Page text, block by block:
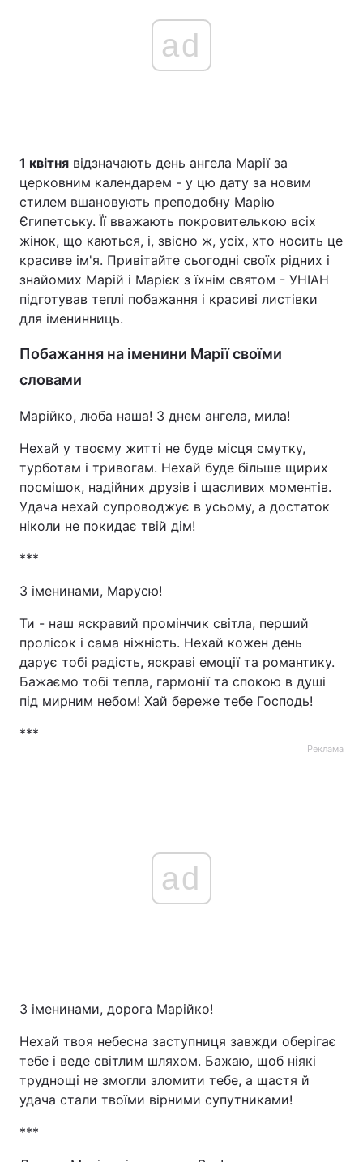
ad
1 квітня відзначають день ангела Марії за
церковним календарем - у цю дату за новим
стилем вшановують преподобну Марію
Єгипетську. Її вважають покровителькою всіх
жінок, що каються, і, звісно ж, усіх, хто носить це
красиве ім'я. Привітайте сьогодні своїх рідних і
знайомих Марій і Марієк з їхнім святом - УНІАН
підготував теплі побажання і красиві листівки
для іменинниць.
Побажання на іменини Марії своїми
словами
Марійко, люба наша! З днем ангела, мила!
Нехай у твоєму житті не буде місця смутку,
турботам і тривогам. Нехай буде більше щирих
посмішок, надійних друзів і щасливих моментів.
Удача нехай супроводжує в усьому, а достаток
ніколи не покидає твій дім!
***
З іменинами, Марусю!
Ти - наш яскравий промінчик світла, перший
пролісок і сама ніжність. Нехай кожен день
дарує тобі радість, яскраві емоції та романтику.
Бажаємо тобі тепла, гармонії та спокою в душі
під мирним небом! Хай береже тебе Господь!
***
Реклама
ad
З іменинами, дорога Марійко!
Нехай твоя небесна заступниця завжди оберігає
тебе і веде світлим шляхом. Бажаю, щоб ніякі
труднощі не змогли зломити тебе, а щастя й
удача стали твоїми вірними супутниками!
***